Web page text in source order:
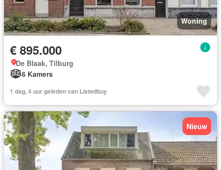
Woning
€ 895.000
De Blaak, Tilburg
6 Kamers
1 dag, 4 uur geleden van Listedbuy
Nieuw